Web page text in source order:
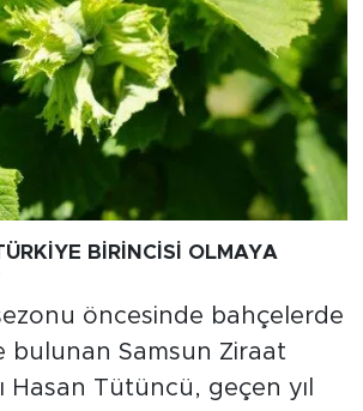
BİRİNCİSİ OLMAYA
öncesinde bahçelerde
bulunan Samsun Ziraat
Hasan Tütüncü, geçen yıl